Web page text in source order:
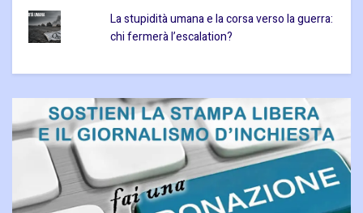
La stupidità umana e la corsa verso la guerra:
chi fermerà l’escalation?